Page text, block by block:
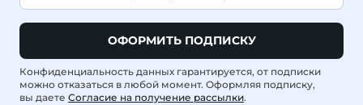
ОФОРМИТЬ ПОДПИСКУ
Конфиденциальность данных гарантируется, от подписки
можно отказаться в любой момент. Оформляя подписку,
вы даете Согласие на получение рассылки.